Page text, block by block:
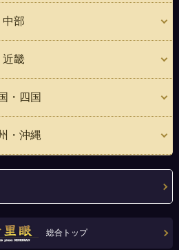
中部
近畿
・四国
・沖縄
総合トップ